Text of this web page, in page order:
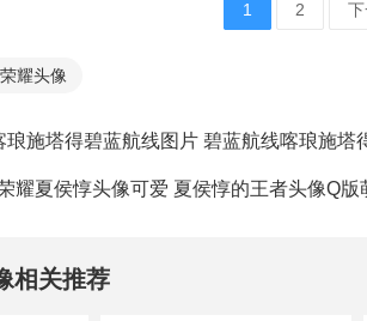
1 2
耀头像
琅施塔得碧蓝航线图片 碧蓝航线喀琅施塔
耀夏侯惇头像可爱 夏侯惇的王者头像Q版
相关推荐